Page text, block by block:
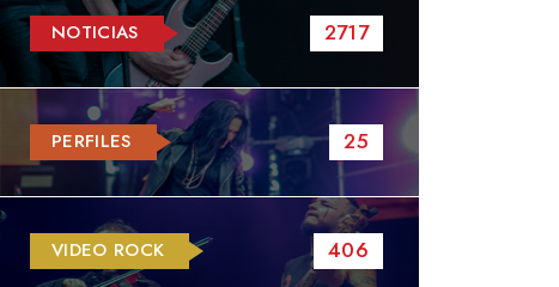
NOTICIAS 2717
PERFILES 25
VIDEO ROCK 406